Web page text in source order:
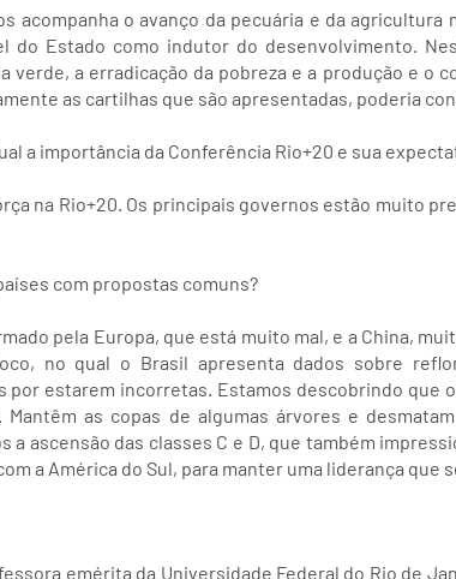
acompanha o avanço da pecuária e da agricultura
do Estado como indutor do desenvolvimento.
verde, a erradicação da pobreza e a produção e o
as cartilhas que são apresentadas, poderia
a importância da Conferência Rio+20 e sua
na Rio+20. Os principais governos estão muito
com propostas comuns?
pela Europa, que está muito mal, e a China,
no qual o Brasil apresenta dados sobre
estarem incorretas. Estamos descobrindo que
as copas de algumas árvores e
a ascensão das classes C e D, que também
a América do Sul, para manter uma liderança que
emérita da Universidade Federal do Rio de